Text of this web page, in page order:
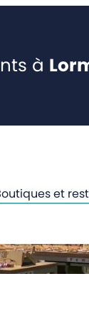
à
et